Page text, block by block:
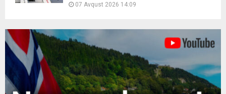
07 Avqust 2026 14:09